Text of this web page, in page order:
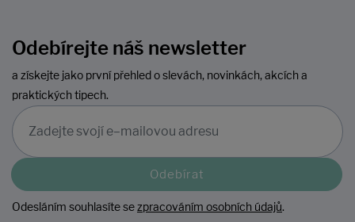
Odebírejte náš newsletter
a získejte jako první přehled o slevách, novinkách, akcích a
praktických tipech.
Odebírat
Odesláním souhlasíte sezpracováním osobních údajů.